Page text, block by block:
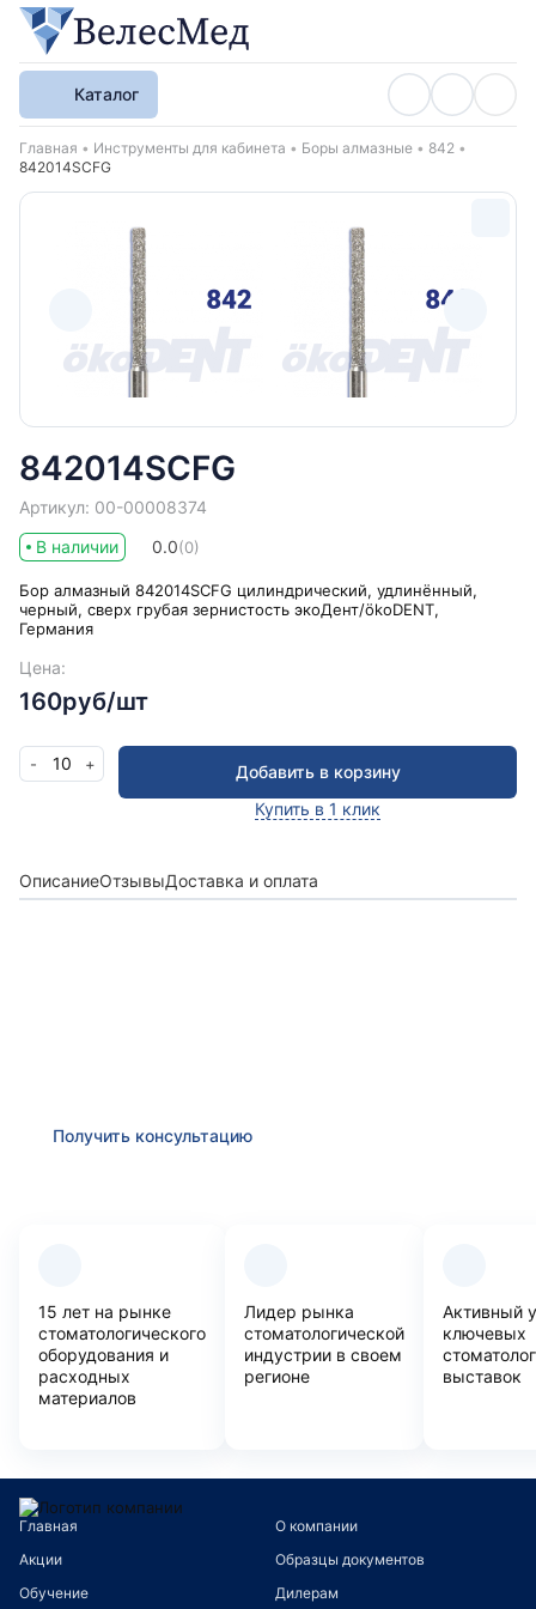
Каталог
Хлебные крошки
Главная Инструменты для кабинета Боры алмазные
842
842014SCFG
842014SCFG
Артикул: 00-00008374
В наличии
0.0(0)
Бор алмазный 842014SCFG цилиндрический, удлинённый,
черный, сверх грубая зернистость экоДент/ökoDENT,
Германия
Цена:
160руб/шт
- 10 +
Добавить в корзину
Купить в 1 клик
ОписаниеОтзывыДоставка и оплата
Получить консультацию
15 лет на рынке
стоматологического
оборудования и
расходных
материалов
Лидер рынка
стоматологической
индустрии в своем
регионе
Активный
ключевых
выставок
Главная
О компании
Акции
Образцы документов
Обучение
Дилерам